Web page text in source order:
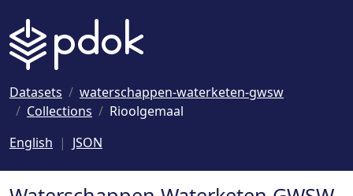
Datasets
waterschappen-waterketen-gwsw
Collections
Rioolgemaal
English
JSON